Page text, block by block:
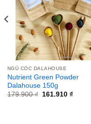
NGŨ CỐC DALAHOUSE
Nutrient Green Powder
Dalahouse 150g
179.900₫
Giá
161.910 ₫Giá